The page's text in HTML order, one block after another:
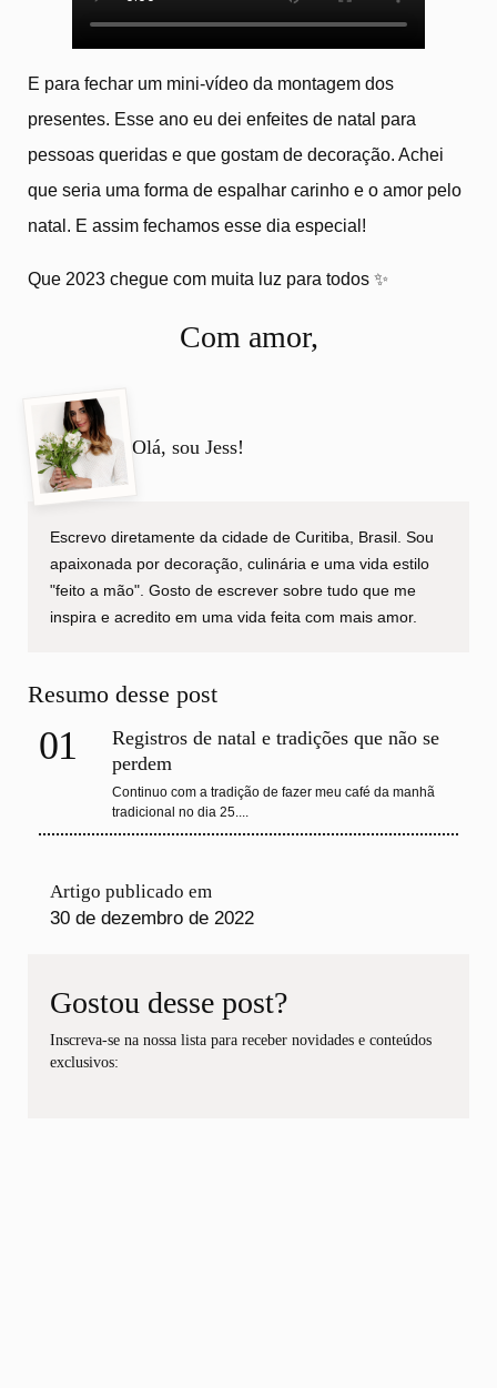
E para fechar um mini-vídeo da montagem dos
presentes. Esse ano eu dei enfeites de natal para
pessoas queridas e que gostam de decoração. Achei
que seria uma forma de espalhar carinho e o amor pelo
natal. E assim fechamos esse dia especial!
Que 2023 chegue com muita luz para todos ✨
Com amor,
Olá, sou Jess!
Escrevo diretamente da cidade de Curitiba, Brasil. Sou
apaixonada por decoração, culinária e uma vida estilo
"feito a mão". Gosto de escrever sobre tudo que me
inspira e acredito em uma vida feita com mais amor.
Resumo desse post
01
Registros de natal e tradições que não se
perdem
Continuo com a tradição de fazer meu café da manhã
tradicional no dia 25....
Artigo publicado em
30 de dezembro de 2022
Gostou desse post?
Inscreva-se na nossa lista para receber novidades e conteúdos
exclusivos: